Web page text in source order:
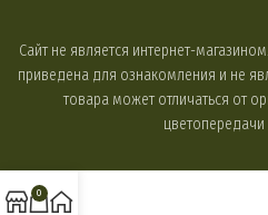
Сайт не является интернет-
приведена для ознакомления и не
товара может отличаться от
0